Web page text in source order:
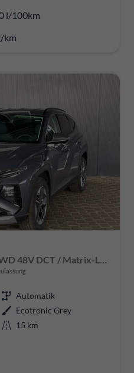
l/100km
km
Comfort Plus 1.6 T-GDI 2WD 48V DCT / Matrix-LED Elek. Heck 360° Kam. Teilleder Shz vo + hi Alu 18"
Automatik
Ecotronic Grey
15 km